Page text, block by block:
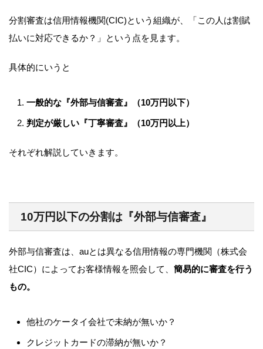
分割審査は信用情報機関(CIC)という組織が、「この人は割賦
払いに対応できるか？」という点を見ます。
具体的にいうと
一般的な『外部与信審査』（10万円以下）
判定が厳しい『丁寧審査』（10万円以上）
それぞれ解説していきます。
10万円以下の分割は『外部与信審査』
外部与信審査は、auとは異なる信用情報の専門機関（株式会
社CIC）によってお客様情報を照会して、 簡易的に審査を行う
もの。
他社のケータイ会社で未納が無いか？
クレジットカードの滞納が無いか？